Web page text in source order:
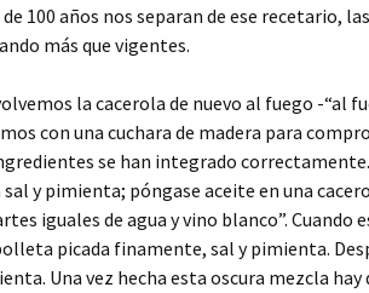
100 años nos separan de ese recetario,
más que vigentes.
la cacerola de nuevo al fuego -“al
con una cuchara de madera para
se han integrado
sal y pimienta; póngase aceite en una
iguales de agua y vino blanco”. Cuando
picada finamente, sal y pimienta.
Una vez hecha esta oscura mezcla hay